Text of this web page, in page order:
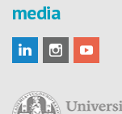
media